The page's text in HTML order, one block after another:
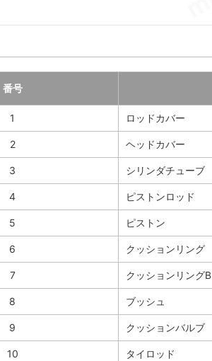
番号
1 ロッドカバー
2 ヘッドカバー
3 シリンダチューブ
4 ピストンロッド
5 ピストン
6 クッションリング
7 クッションリングB
8 ブッシュ
9 クッションバルブ
10 タイロッド